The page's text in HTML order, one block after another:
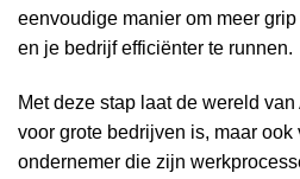
eenvoudige manier om meer
en je bedrijf efficiënter te runnen.
Met deze stap laat de wereld
voor grote bedrijven is, maar ook
ondernemer die zijn